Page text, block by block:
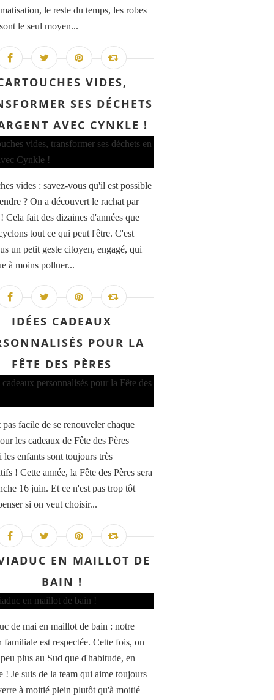
le reste du temps, les robes
le seul moyen...
VIDES,
SES DÉCHETS
AVEC CYNKLE !
vides : savez-vous qu'il est possible
? On a découvert le rachat par
Cela fait des dizaines d'années que
tout ce qui peut l'être. C'est
un petit geste citoyen, engagé, qui
à moins polluer...
IDÉES CADEAUX
POUR LA
FÊTE DES PÈRES
pas facile de se renouveler chaque
les cadeaux de Fête des Pères
les enfants sont toujours très
! Cette année, la Fête des Pères sera
16 juin. Et ce n'est pas trop tôt
si on veut choisir...
EN MAILLOT DE
BAIN !
de mai en maillot de bain : notre
familiale est respectée. Cette fois, on
plus au Sud que d'habitude, en
! Je suis de la team qui aime toujours
à moitié plein plutôt qu'à moitié